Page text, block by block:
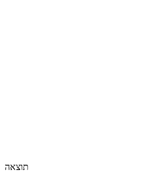
תוצאה